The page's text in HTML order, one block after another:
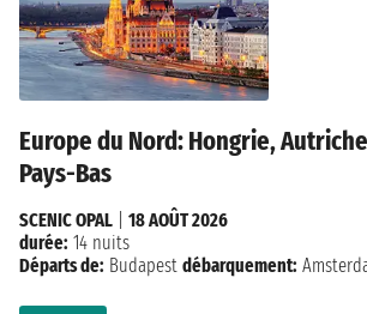
Europe du Nord: Hongrie,
Pays-Bas
SCENIC OPAL
18 AOÛT 2026
durée: 14 nuits
Départs de: Budapest débarquement: